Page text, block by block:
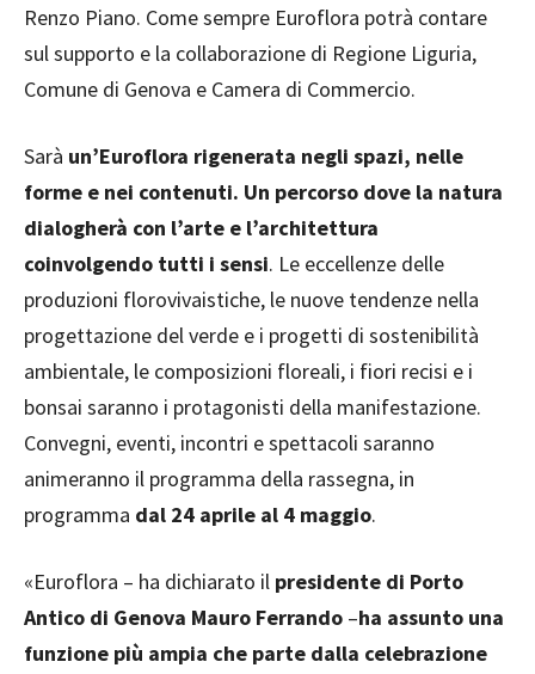
Renzo Piano. Come sempre Euroflora potrà contare
sul supporto e la collaborazione di Regione Liguria,
Comune di Genova e Camera di Commercio.
Sarà un’Euroflora rigenerata negli spazi, nelle
forme e nei contenuti. Un percorso dove la natura
dialogherà con l’arte e l’architettura
coinvolgendo tutti i sensi. Le eccellenze delle
produzioni florovivaistiche, le nuove tendenze nella
progettazione del verde e i progetti di sostenibilità
ambientale, le composizioni floreali, i fiori recisi e i
bonsai saranno i protagonisti della manifestazione.
Convegni, eventi, incontri e spettacoli saranno
animeranno il programma della rassegna, in
programma dal 24 aprile al 4 maggio.
«Euroflora – ha dichiarato il presidente di Porto
Antico di Genova Mauro Ferrando –ha assunto una
funzione più ampia che parte dalla celebrazione